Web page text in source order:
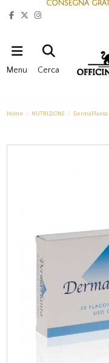
CONSEGNA
Menu Cerca
Home NUTRIZIONE DermaPlanta